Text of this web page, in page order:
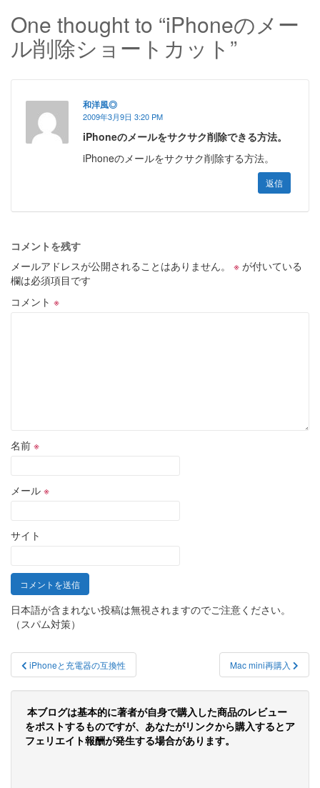
One thought to “iPhoneのメー
ル削除ショートカット”
和洋風◎
2009年3月9日 3:20 PM
iPhoneのメールをサクサク削除できる方法。
iPhoneのメールをサクサク削除する方法。
返信
コメントを残す
メールアドレスが公開されることはありません。
※ が付いている
欄は必須項目です
コメント ※
名前 ※
メール ※
サイト
日本語が含まれない投稿は無視されますのでご注意ください。
（スパム対策）
投
稿
ナ
ビ
iPhoneと充電器の互換性 Mac mini再購入
本ブログは基本的に著者が自身で購入した商品のレビュー
をポストするものですが、あなたがリンクから購入するとア
フェリエイト報酬が発生する場合があります。